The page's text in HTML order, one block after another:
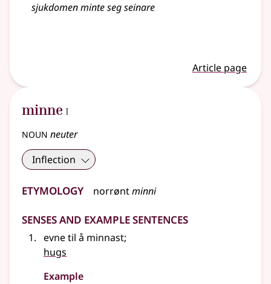
sjukdomen minte seg seinare
Article page
minne 1
I
noun neuter
Inflection
Etymology norrøntminni
Senses and Example Sentences
evne til å minnast;
hugs
Example